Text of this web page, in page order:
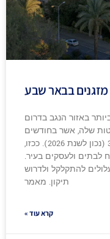
מזגנים בבאר שבע
באזור הנגב בדרום
שלה, אשר בחודשים
יולי-אוגוסט עומדות על ממוצע של 33C (נכון לשנת 2026). ככזו,
לבתים ולעסקים בעיר.
להתקלקל ולדרוש
תיקון. מאמר
קרא עוד »